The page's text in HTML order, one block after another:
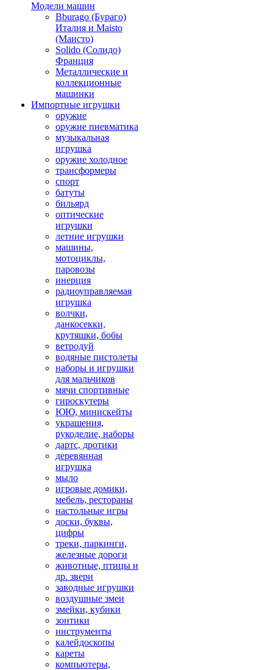
Модели машин
Bburago (Бураго)
Италия и Maisto
(Маисто)
Solido (Солидо)
Франция
Металлические и
коллекционные
машинки
Импортные игрушки
оружие
оружие пневматика
музыкальная
игрушка
оружие холодное
трансформеры
спорт
батуты
бильярд
оптические
игрушки
летние игрушки
машины,
мотоциклы,
паровозы
инерция
радиоуправляемая
игрушка
волчки,
данкосекки,
крутяшки, бобы
ветродуй
водяные пистолеты
наборы и игрушки
для мальчиков
мячи спортивные
гироскутеры
ЮЮ, минискейты
украшения,
рукоделие, наборы
дартс, дротики
деревянная
игрушка
мыло
игровые домики,
мебель, рестораны
настольные игры
доски, буквы,
цифры
треки, паркинги,
железные дороги
животные, птицы и
др. звери
заводные игрушки
воздушные змеи
змейки, кубики
зонтики
инструменты
калейдоскопы
кареты
компьютеры,